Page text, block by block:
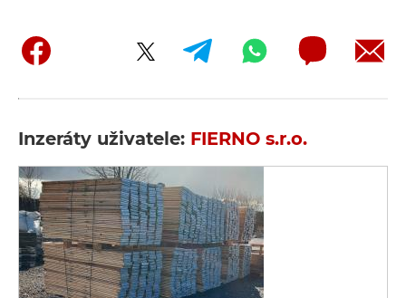
Inzeráty uživatele: FIERNO s.r.o.